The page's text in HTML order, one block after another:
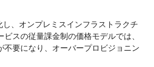
、オンプレミスインフラストラクチ
スの従量課金制の価格モデルでは、
要になり、オーバープロビジョニン